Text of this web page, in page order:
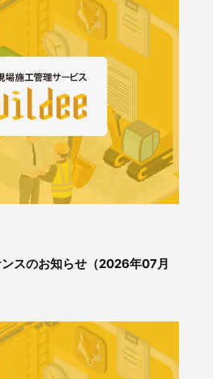
スのお知らせ（2026年07月